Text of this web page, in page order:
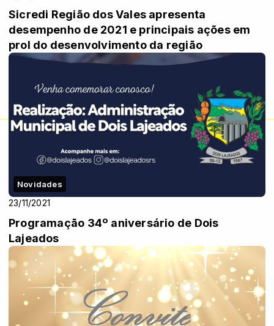
Sicredi Região dos Vales apresenta
desempenho de 2021 e principais ações em
prol do desenvolvimento da região
Novidades
23/11/2021
Programação 34º aniversário de Dois
Lajeados